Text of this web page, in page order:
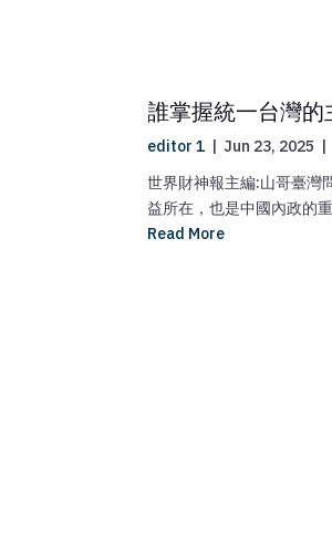
誰掌握統一台灣的
editor 1 Jun 23, 2025
世界財神報主編:山哥臺灣
益所在，也是中國內政的
Read More